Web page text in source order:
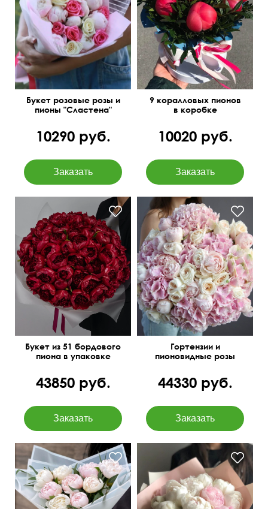
Букет розовые розы и
пионы "Сластена"
10290 руб.
9 коралловых пионов
в коробке
10020 руб.
Букет из 51 бордового
пиона в упаковке
43850 руб.
Белые и розовые
сочетания
Гортензии и
пионовидные розы
44330 руб.